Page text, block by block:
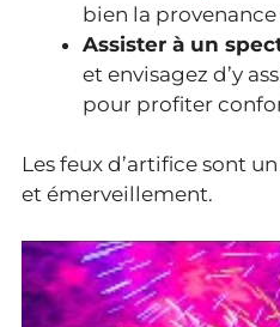
bien la
Assister à un
et envisagez d’y
pour profiter
Les feux d’artifice sont
et émerveillement.